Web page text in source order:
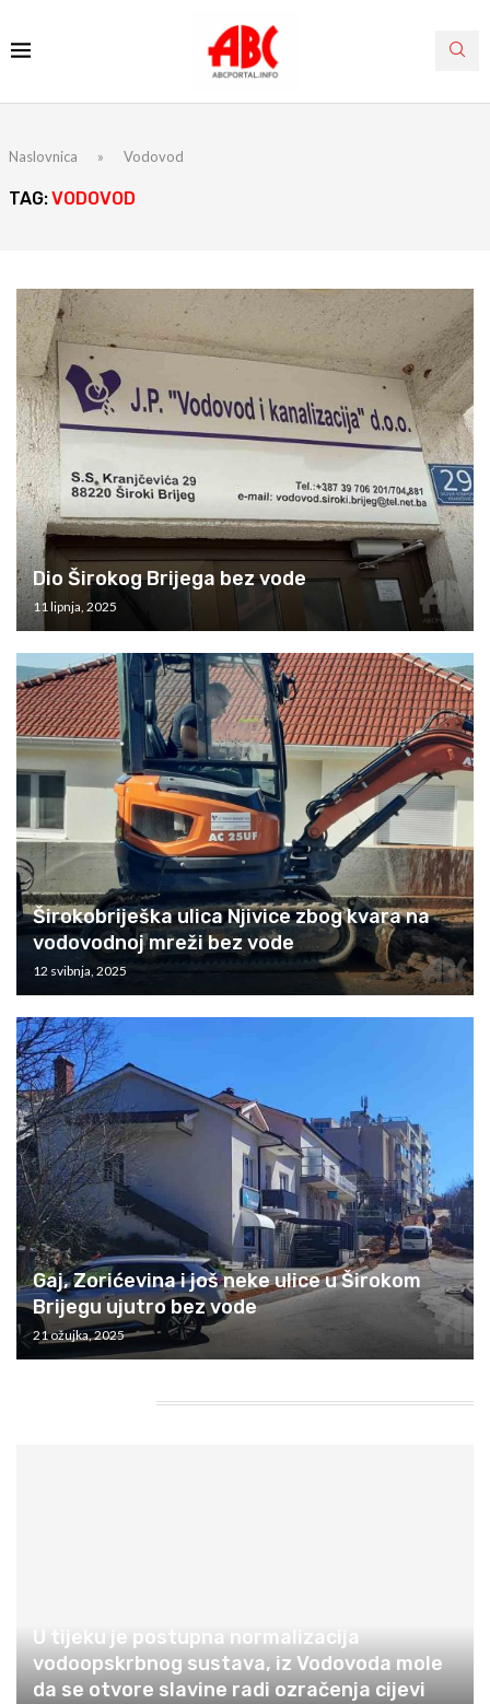
Naslovnica » Vodovod
TAG:VODOVOD
Dio Širokog Brijega bez vode
11 lipnja, 2025
Širokobriješka ulica Njivice zbog kvara na
vodovodnoj mreži bez vode
12 svibnja, 2025
Gaj, Zorićevina i još neke ulice u Širokom
Brijegu ujutro bez vode
21 ožujka, 2025
U tijeku je postupna normalizacija
vodoopskrbnog sustava, iz Vodovoda mole
da se otvore slavine radi ozračenja cijevi